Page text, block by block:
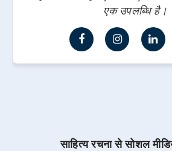
एक उपलब्धि है।
साहित्य रचना से सोशल